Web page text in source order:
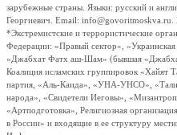
зарубежные страны. Языки: русский и
Георгиевич. Email:
*Экстремистские и террористические
Федерации: «Правый сектор»,
«Джабхат Фатх аш-Шам» (бывшая
Коалиция исламских группировок «Хайят
партия, «Аль-Каида», «УНА-УНСО»,
народа», «Свидетели Иеговы»,
«Артподготовка», Религиозная
в России» и входящие в ее структуру